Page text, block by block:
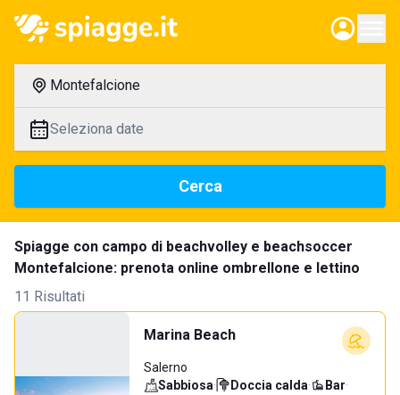
Montefalcione
Seleziona date
Cerca
Spiagge con campo di beachvolley e beachsoccer
Montefalcione: prenota online ombrellone e lettino
11 Risultati
Marina Beach
Salerno
Sabbiosa· Doccia calda· Bar·